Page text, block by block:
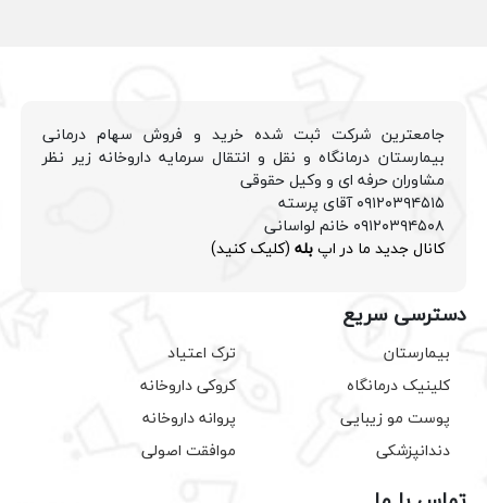
جامعترین شرکت ثبت شده خرید و فروش سهام درمانی
بیمارستان درمانگاه و نقل و انتقال سرمایه داروخانه زیر نظر
مشاوران حرفه ای و وکیل حقوقی
۰۹۱۲۰۳۹۴۵۱۵ آقای پرسته
۰۹۱۲۰۳۹۴۵۰۸ خانم لواسانی
کانال جدید ما در اپبله (کلیک کنید)
دسترسی سریع
بیمارستان
کلینیک درمانگاه
پوست مو زیبایی
دندانپزشکی
ترک اعتیاد
کروکی داروخانه
پروانه داروخانه
موافقت اصولی